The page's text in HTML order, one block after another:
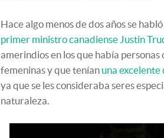
Hace algo menos de dos años se
primer ministro canadiense Justin
amerindios en los que había
femeninas y que tenían una
ya que se les consideraba seres
naturaleza.